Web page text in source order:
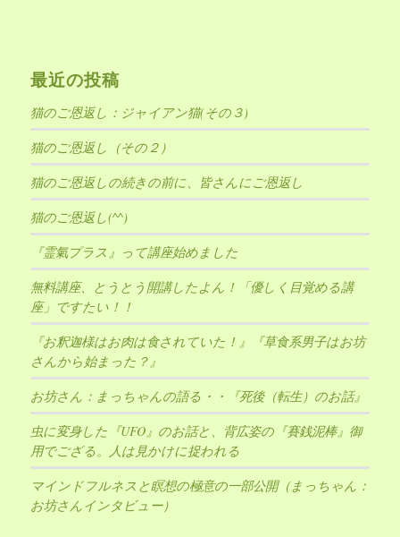
最近の投稿
猫のご恩返し：ジャイアン猫(その３)
猫のご恩返し（その２）
猫のご恩返しの続きの前に、皆さんにご恩返し
猫のご恩返し(^^)
『霊氣プラス』って講座始めました
無料講座、とうとう開講したよん！「優しく目覚める講
座」ですたい！！
『お釈迦様はお肉は食されていた！』『草食系男子はお坊
さんから始まった？』
お坊さん：まっちゃんの語る・・『死後（転生）のお話』
虫に変身した『UFO』のお話と、背広姿の『賽銭泥棒』御
用でござる。人は見かけに捉われる
マインドフルネスと瞑想の極意の一部公開（まっちゃん：
お坊さんインタビュー）